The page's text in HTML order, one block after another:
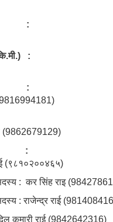
:
:
:
(9862679129)
:
(९८१०२००४६५)
सदस्य : कर सिंह राइ
: राजेन्द्र राई
कुमारी राई (9842642316)